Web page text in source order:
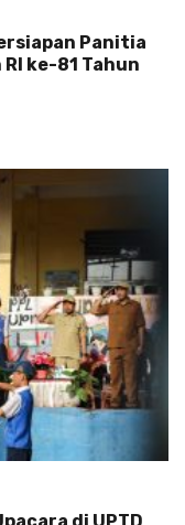
Panitia
ke-81 Tahun